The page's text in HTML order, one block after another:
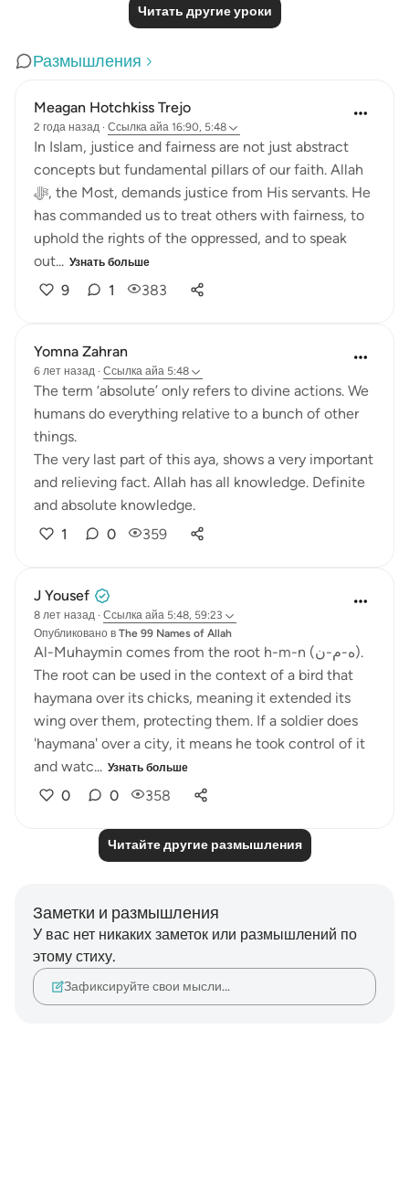
Читать другие уроки
Размышления
Meagan Hotchkiss Trejo
2 года назад · Ссылка айа 16:90, 5:48
In Islam, justice and fairness are not just abstract
concepts but fundamental pillars of our faith. Allah
ﷻ, the Most, demands justice from His servants. He
has commanded us to treat others with fairness, to
uphold the rights of the oppressed, and to speak
out... Узнать больше
9 1 383
Yomna Zahran
6 лет назад · Ссылка айа 5:48
The term ‘absolute’ only refers to divine actions. We
humans do everything relative to a bunch of other
things.
The very last part of this aya, shows a very important
and relieving fact. Allah has all knowledge. Definite
and absolute knowledge.
1
0 359
J Yousef
8 лет назад · Ссылка айа 5:48, 59:23
Опубликовано в The 99 Names of Allah
Al-Muhaymin comes from the root h-m-n (ه-م-ن).
The root can be used in the context of a bird that
haymana over its chicks, meaning it extended its
wing over them, protecting them. If a soldier does
'haymana' over a city, it means he took control of it
and watc... Узнать больше
0 0 358
Читайте другие размышления
Заметки и размышления
У вас нет никаких заметок или размышлений по
этому стиху.
Зафиксируйте свои мысли…